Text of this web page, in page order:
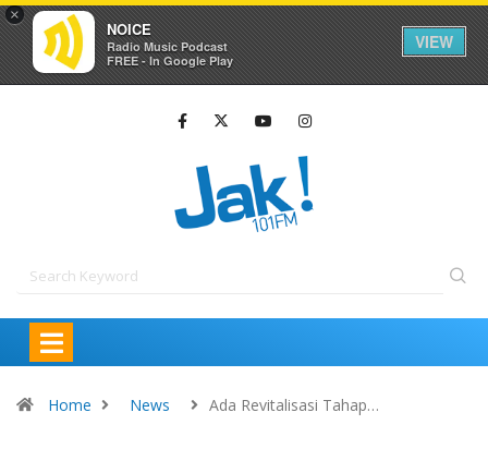
×
NOICE
Radio Music Podcast
FREE - In Google Play
VIEW
Home News Ada Revitalisasi Tahap…